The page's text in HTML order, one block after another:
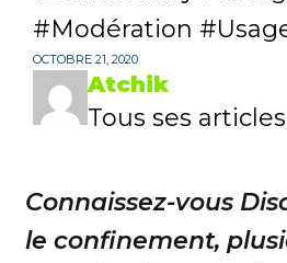
Modération
OCTOBRE 21, 2020
Atchik
Tous ses articles
Connaissez-vous
le confinement,